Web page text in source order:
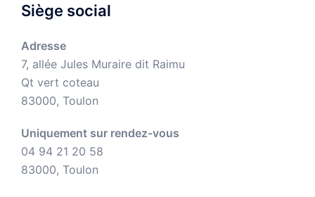
Siège social
Adresse
7, allée Jules Muraire dit Raimu
Qt vert coteau
83000, Toulon
Uniquement sur rendez-vous
04 94 21 20 58
83000, Toulon